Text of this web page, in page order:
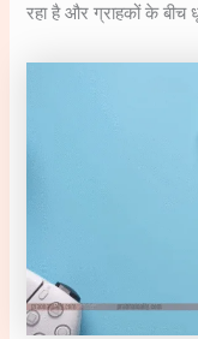
रहा है और ग्राहकों के बीच